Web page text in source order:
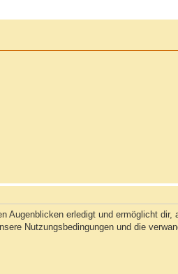
erledigt und ermöglicht
Nutzungsbedingungen und die